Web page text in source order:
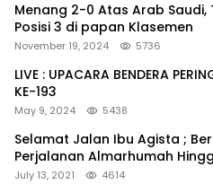
Menang 2-0 Atas Arab Saudi,
Posisi 3 di papan Klasemen
November 19, 2024 5736
LIVE : UPACARA BENDERA
KE-193
May 9, 2024 5438
Selamat Jalan Ibu Agista ;
Perjalanan Almarhumah
Terakhir
July 13, 2021 4614